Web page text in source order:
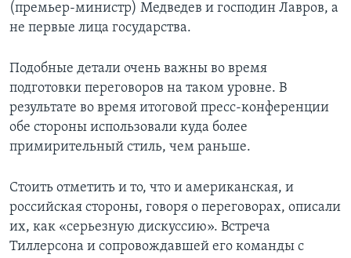
(премьер-министр) Медведев и господин Лавров, а
не первые лица государства.
Подобные детали очень важны во время
подготовки переговоров на таком уровне. В
результате во время итоговой пресс-конференции
обе стороны использовали куда более
примирительный стиль, чем раньше.
Стоить отметить и то, что и американская, и
российская стороны, говоря о переговорах, описали
их, как «серьезную дискуссию». Встреча
Тиллерсона и сопровождавшей его команды с